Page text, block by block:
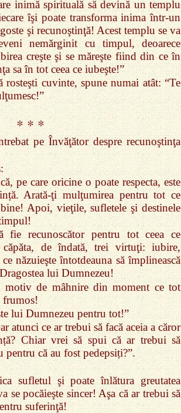
inimă spirituală să devină un templu
îşi poate transforma inima într‑un
şi recunoştinţă! Acest templu se va
nemărginit cu timpul, deoarece
creşte şi se măreşte fiind din ce în
sa în tot ceea ce iubeşte!”
rosteşti cuvinte, spune numai atât: “Te
* * *
pe Învăţător despre recunoştinţa
pe care oricine o poate respecta, este
Arată‑ţi mulţumirea pentru tot ce
Apoi, vieţile, sufletele şi destinele
fie recunoscător pentru tot ceea ce
de îndată, trei virtuţi: iubire,
năzuieşte întotdeauna să împlinească
lui Dumnezeu!
motiv de mâhnire din moment ce tot
frumos!
lui Dumnezeu pentru tot!”
atunci ce ar trebui să facă aceia a căror
Chiar vrei să spui că ar trebui să
pentru că au fost pedepsiți?”.
sufletul şi poate înlătura greutatea
se pocăieşte sincer! Aşa că ar trebui să
suferinţă!